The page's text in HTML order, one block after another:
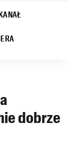
dobrze